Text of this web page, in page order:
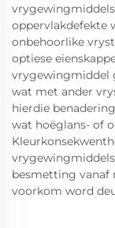
oppervlakdefekte
onbehoorlike
optiese
vrygewingmiddel
wat met ander
hierdie
wat hoëglans- of
besmetting vanaf
voorkom word